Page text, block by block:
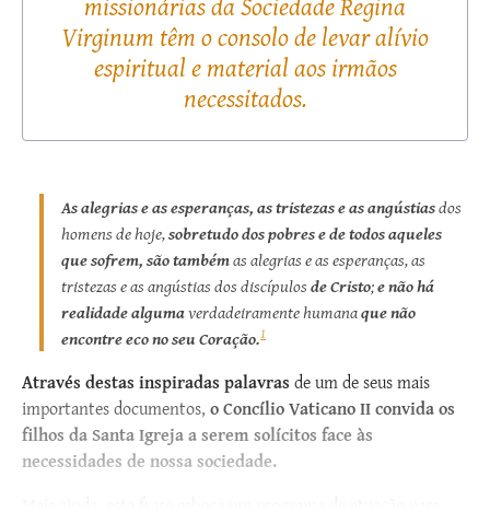
Virginum têm o consolo de levar alívio
espiritual e material aos irmãos
necessitados.
As alegrias e as esperanças, as tristezas e as angústiasdos
homens de hoje,sobretudo dos pobres e de todos aqueles
que sofrem, são tambémas alegrias e as esperanças, as
tristezas e as angústias dos discípulosde Cristo;e não há
realidade algumaverdadeiramente humanaque não
encontre eco no seu Coração.1
Através destas inspiradas palavras de um de seus mais
importantes documentos, o Concílio Vaticano II convida os
filhos da Santa Igreja a serem solícitos face às
necessidades de nossa sociedade.